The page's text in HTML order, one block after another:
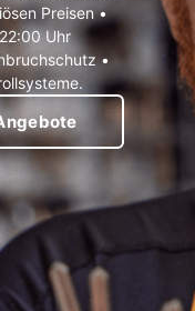
Preisen •
Uhr
•